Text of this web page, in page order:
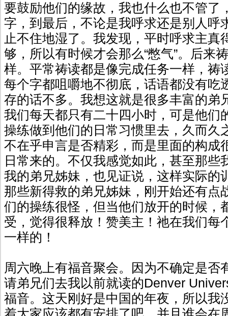
要鼓励他们的缘故，我也什么也不管了
字，到最后，不论是我呼求还是别人呼
止不住地湿了。我发现，平时呼求主真
够，所以有时候才会那么“憋气”。后来
样。平常祷读都是像完成任务一样，祷
每个字都咀嚼地不彻底，话语都没有吃
存的话不多。我想这就是很多丰富的弟
我们每天都只有二十四小时，可是他们
操练做到他们的日常习惯里去，久而久
不在乎申言是否精彩，而是里面的构成
日常来的。不仅我感觉如此，甚至那些
我的弟兄姊妹，也见证说，这样实际的
那些新得救的弟兄姊妹，刚开始还有点
们的操练很怪，但当他们放开的时候，
受，觉得很释放！赞美主！祂在我们每
一样的！
周六晚上有福音聚会。因为不确定是否
请弟兄们去我以前就读的Denver
福音。这天刚好是中国的年夜，所以我